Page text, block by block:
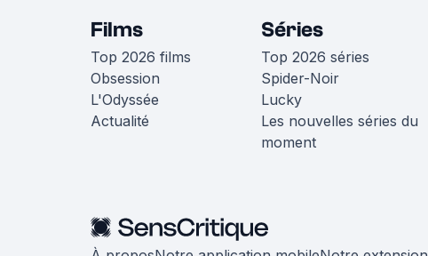
Films
Top 2026 films
Obsession
L'Odyssée
Actualité
Séries
Top 2026 séries
Spider-Noir
Lucky
Les nouvelles séries du
moment